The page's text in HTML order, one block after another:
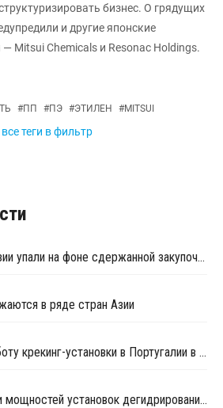
бизнес. О грядущих
и другие японские
Mitsui Chemicals и Resonac Holdings.
#ПП #ПЭ #ЭТИЛЕН #MITSUI
теги в фильтр
Цены на пропилен в Азии упали на фоне сдержанной закупочной активности
в ряде стран Азии
Repsol возобновит работу крекинг-установки в Португалии в июне
Коэффициент загрузки мощностей установок дегидрированию пропана в Китае в мае снизится примерно до 50%